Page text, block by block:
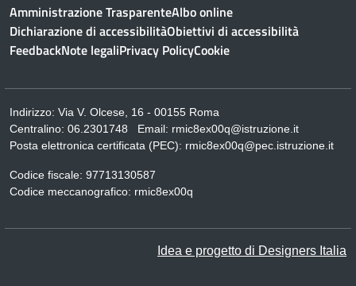
Amministrazione TrasparenteAlbo online
Dichiarazione di accessibilitàObiettivi di accessibilità
FeedbackNote legaliPrivacy PolicyCookie
Indirizzo: Via V. Olcese, 16 - 00155 Roma
Centralino: 06.2301748 Email: rmic8ex00q@istruzione.it
Posta elettronica certificata (PEC): rmic8ex00q@pec.istruzione.it
Codice fiscale: 97713130587
Codice meccanografico: rmic8ex00q
Idea e progetto di Designers Italia